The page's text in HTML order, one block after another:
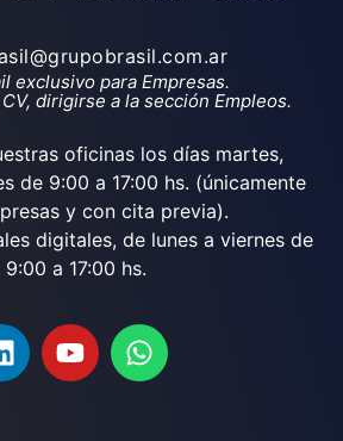
exclusivo para Empresas.
dirigirse a la sección Empleos.
oficinas los días martes,
de 9:00 a 17:00 hs. (únicamente
y con cita previa).
digitales, de lunes a viernes de
9:00 a 17:00 hs.